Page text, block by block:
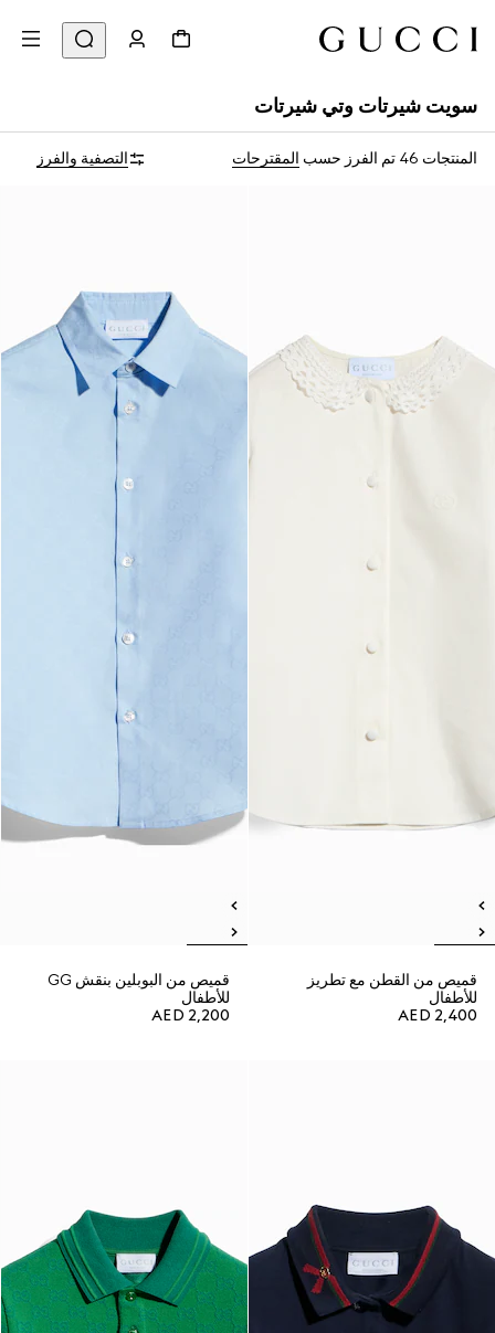
سويت شيرتات وتي شيرتات
المنتجات 46 تم الفرز حسب المقترحات التصفية والفرز
قميص من القطن مع تطريز
للأطفال
AED 2,400
قميص من البوبلين بنقش GG
للأطفال
AED 2,200